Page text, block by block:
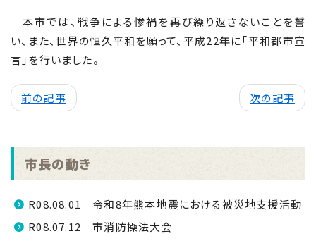
本市では、戦争による惨禍を再び繰り返さないことを誓
い、また、世界の恒久平和を願って、平成22年に「平和都市宣
言」を行いました。
前の記事 次の記事
市長の動き
R08.08.01 令和8年熊本地震における被災地支援活動
R08.07.12 市消防操法大会